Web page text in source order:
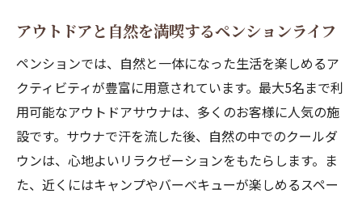
高原の自然が育むリラクゼーション
夏休みの新しい過ごし方を提案
心も体もリフレッシュする高地の魅力
スポーツ合宿に最適須坂市峰の原高原のペンシ
ョン
標高1500mでの充実したトレーニング環境
自然の中でスキルを磨くスポーツ合宿
アウトドアと自然を満喫するペンションライフ
ペンションでは、自然と一体になった生活を楽しめるア
クティビティが豊富に用意されています。最大5名まで利
用可能なアウトドアサウナは、多くのお客様に人気の施
設です。サウナで汗を流した後、自然の中でのクールダ
ウンは、心地よいリラクゼーションをもたらします。ま
た、近くにはキャンプやバーベキューが楽しめるスペー